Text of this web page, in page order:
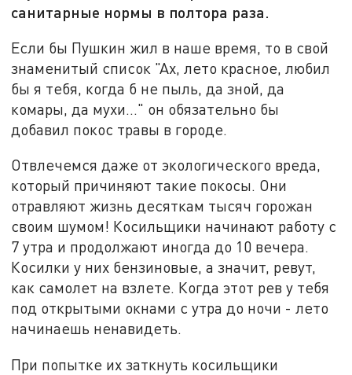
санитарные нормы в полтора раза.
Если бы Пушкин жил в наше время, то в свой
знаменитый список "Ах, лето красное, любил
бы я тебя, когда б не пыль, да зной, да
комары, да мухи..." он обязательно бы
добавил покос травы в городе.
Отвлечемся даже от экологического вреда,
который причиняют такие покосы. Они
отравляют жизнь десяткам тысяч горожан
своим шумом! Косильщики начинают работу с
7 утра и продолжают иногда до 10 вечера.
Косилки у них бензиновые, а значит, ревут,
как самолет на взлете. Когда этот рев у тебя
под открытыми окнами с утра до ночи - лето
начинаешь ненавидеть.
При попытке их заткнуть косильщики